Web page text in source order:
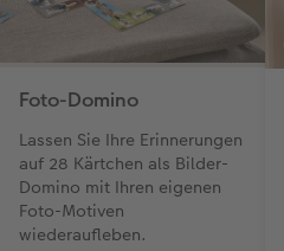
Foto-Domino
Lassen Sie Ihre Erinnerungen
auf 28 Kärtchen als Bilder-
Domino mit Ihren eigenen
Foto-Motiven
wiederaufleben.